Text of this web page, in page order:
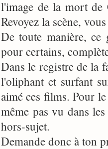
l'image de la mort de
Revoyez la scène,
De toute manière, ce
pour certains,
Dans le registre de la
l'oliphant et surfant
aimé ces films. Pour
même pas vu dans
hors-sujet.
Demande donc à ton